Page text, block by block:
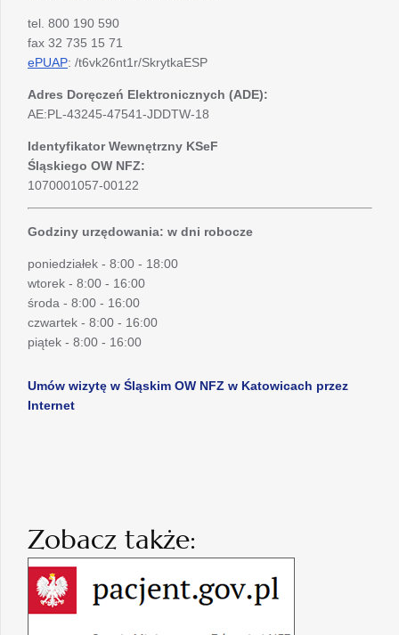
tel. 800 190 590
fax 32 735 15 71
ePUAP: /t6vk26nt1r/SkrytkaESP
Adres Doręczeń Elektronicznych (ADE):
AE:PL-43245-47541-JDDTW-18
Identyfikator Wewnętrzny KSeF
Śląskiego OW NFZ:
1070001057-00122
Godziny urzędowania: w dni robocze
poniedziałek - 8:00 - 18:00
wtorek - 8:00 - 16:00
środa - 8:00 - 16:00
czwartek - 8:00 - 16:00
piątek - 8:00 - 16:00
Umów wizytę w Śląskim OW NFZ w Katowicach przez
Internet
Zobacz także: